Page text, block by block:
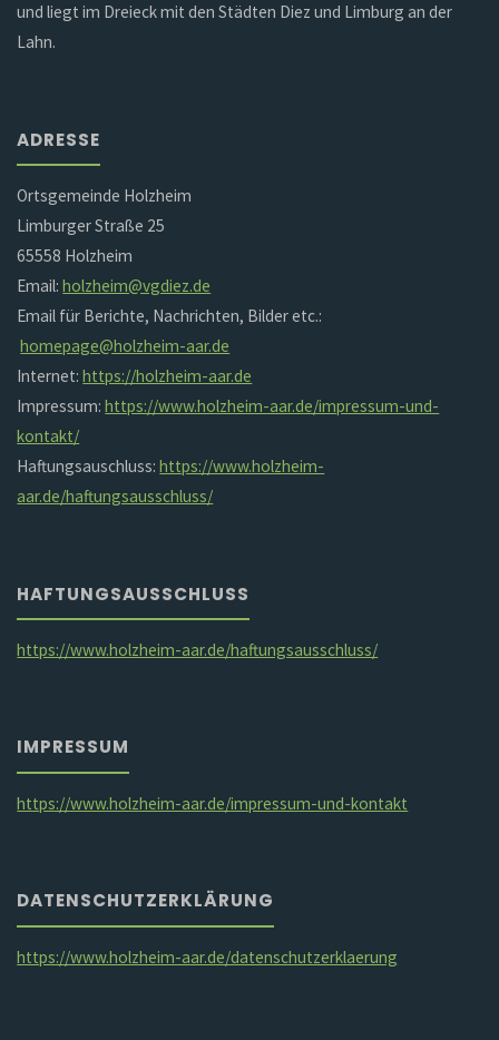
und liegt im Dreieck mit den Städten Diez und Limburg an der
Lahn.
ADRESSE
Ortsgemeinde Holzheim
Limburger Straße 25
65558 Holzheim
Email:holzheim@vgdiez.de
Email für Berichte, Nachrichten, Bilder etc.:
homepage@holzheim-aar.de
Internet:https://holzheim-aar.de
Impressum:https://www.holzheim-aar.de/impressum-und-
kontakt/
Haftungsauschluss:https://www.holzheim-
aar.de/haftungsausschluss/
HAFTUNGSAUSSCHLUSS
https://www.holzheim-aar.de/haftungsausschluss/
IMPRESSUM
https://www.holzheim-aar.de/impressum-und-kontakt
DATENSCHUTZERKLÄRUNG
https://www.holzheim-aar.de/datenschutzerklaerung